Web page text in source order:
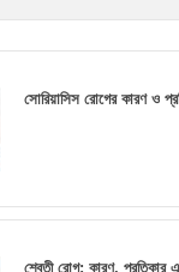
সোরিয়াসিস রোগের কারণ ও
শ্বেতী রোগ: কারণ, প্রতিকার